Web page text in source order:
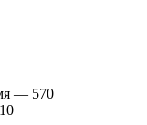
— 570